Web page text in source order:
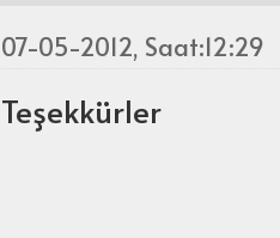
07-05-2012, Saat:12:29
Teşekkürler